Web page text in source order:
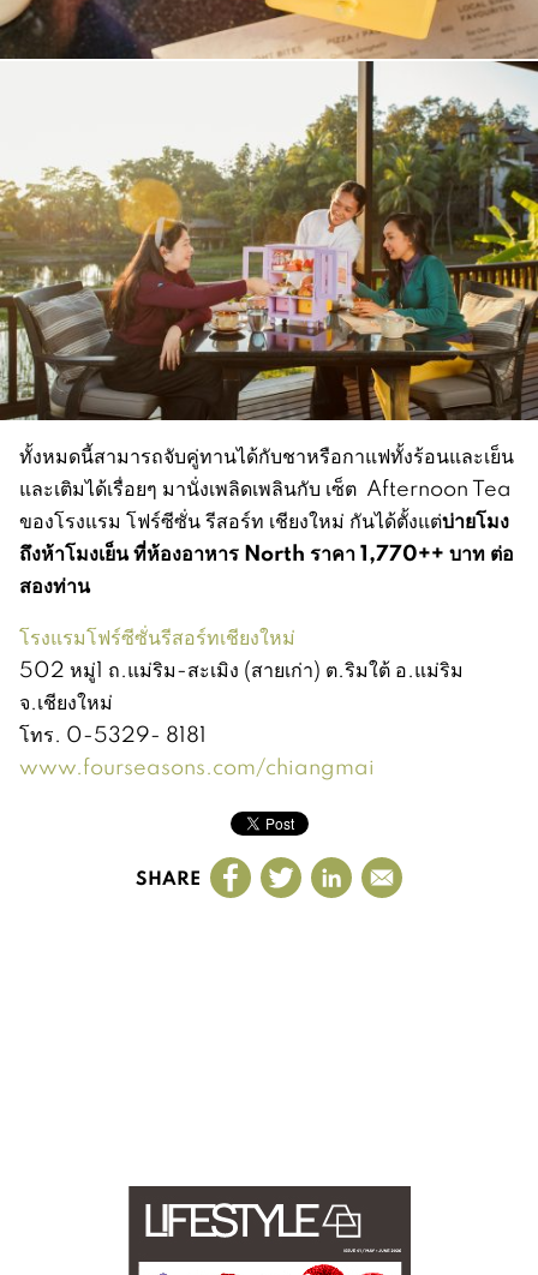
ทั้งหมดนี้สามารถจับคู่ทานได้กับชาหรือกาแฟทั้งร้อนและเย็น
และเติมได้เรื่อยๆ มานั่งเพลิดเพลินกับ เซ็ต Afternoon Tea
ของโรงแรม โฟร์ซีซั่น รีสอร์ท เชียงใหม่ กันได้ตั้งแต่บ่ายโมง
ถึงห้าโมงเย็น ที่ห้องอาหาร North ราคา 1,770++ บาท ต่อ
สองท่าน
โรงแรมโฟร์ซีซั่นรีสอร์ทเชียงใหม่
502 หมู่1 ถ.แม่ริม-สะเมิง (สายเก่า) ต.ริมใต้ อ.แม่ริม
จ.เชียงใหม่
โทร. 0-5329- 8181
www.fourseasons.com/chiangmai
SHARE